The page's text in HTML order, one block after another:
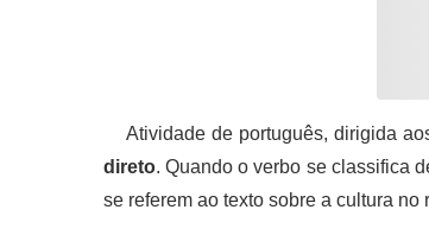
Atividade de português, dirigida
direto. Quando o verbo se classifica
se referem ao texto sobre a cultura no